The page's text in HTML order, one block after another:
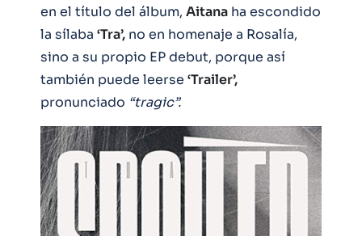
en el título del álbum, Aitana ha escondido
la sílaba ‘Tra’, no en homenaje a Rosalía,
sino a su propio EP debut, porque así
también puede leerse ‘Trailer’,
pronunciado “tragic”.